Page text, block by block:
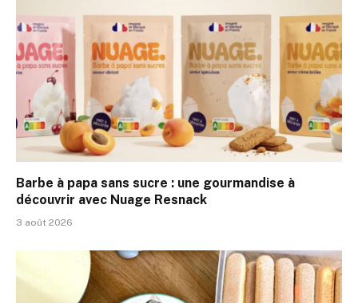
Barbe à papa sans sucre : une gourmandise à
découvrir avec Nuage Resnack
3 août 2026